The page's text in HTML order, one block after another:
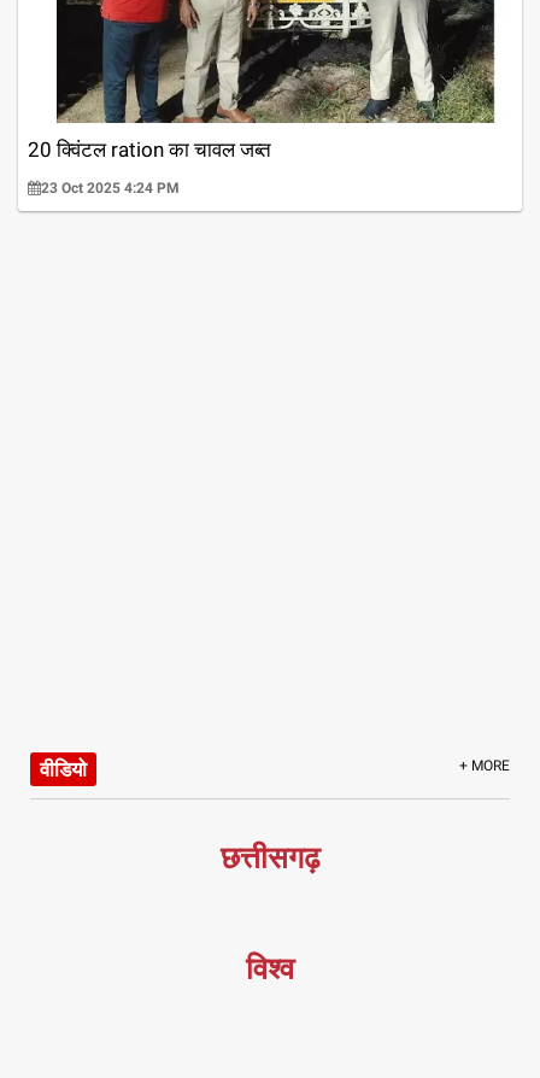
20 क्विंटल ration का चावल जब्त
23 Oct 2025 4:24 PM
वीडियो + MORE
छत्तीसगढ़
विश्व